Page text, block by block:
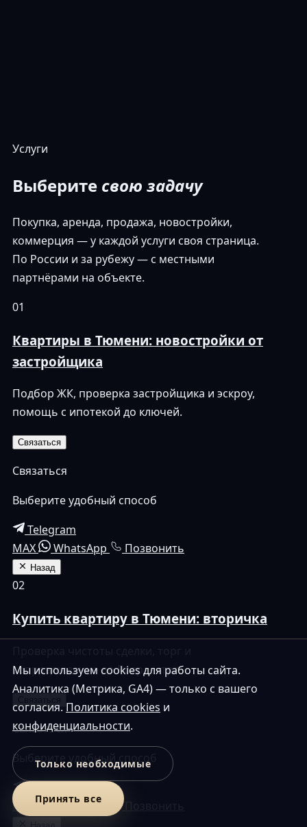
Услуги
Выберите свою задачу
Покупка, аренда, продажа, новостройки,
коммерция — у каждой услуги своя страница.
По России и за рубежу — с местными
партнёрами на объекте.
01
Квартиры в Тюмени: новостройки от
застройщика
Подбор ЖК, проверка застройщика и эскроу,
помощь с ипотекой до ключей.
Связаться
Связаться
Выберите удобный способ
Telegram
MAX
WhatsApp Позвонить
Назад
02
Купить квартиру в Тюмени: вторичка
сопровождение до Росреестра.
Связаться
Выберите удобный способ
MAX
WhatsApp
Мы используем cookies для работы сайта.
Аналитика (Метрика, GA4) — только с вашего
согласия. Политика cookies и
конфиденциальности.
Только необходимые
Принять все